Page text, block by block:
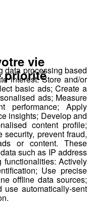
destination !
dans la région !
la journée pour
à 8h45 et 17h45.
09
entrées pour vous
pourWALIBI RHONE
Verticalp Émosson,
data processing based
interest: Store and/or
basic ads; Create a
ads; Measure
performance; Apply
insights; Develop and
content profile;
prevent fraud,
or content. These
such as IP address
Actively
Use precise
offline data sources;
automatically-sent
vie
priorité